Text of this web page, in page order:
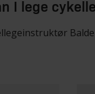
I lege